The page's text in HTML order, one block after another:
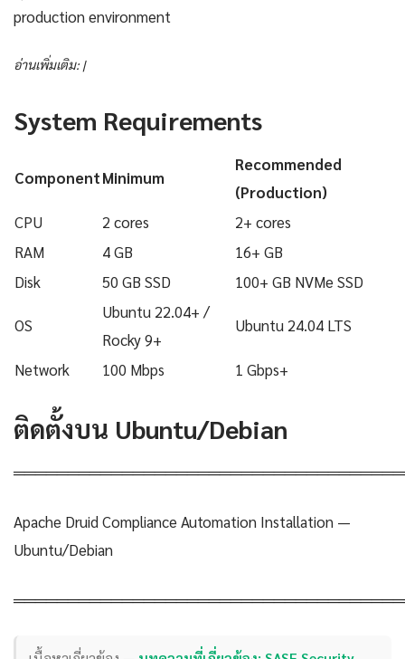
production environment
อ่านเพิ่มเติม: |
System Requirements
ComponentMinimum
Recommended
(Production)
CPU
2 cores
2+ cores
RAM
4 GB
16+ GB
Disk
50 GB SSD 100+ GB NVMe SSD
OS
Ubuntu 22.04+ /
Rocky 9+
Ubuntu 24.04 LTS
Network 100 Mbps 1 Gbps+
ติดตั้งบน Ubuntu/Debian
Apache Druid Compliance Automation Installation —
Ubuntu/Debian